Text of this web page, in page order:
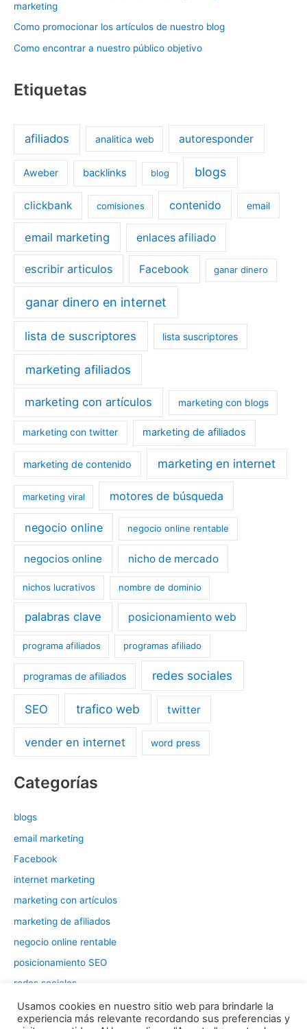
marketing
Como promocionar los artículos de nuestro blog
Como encontrar a nuestro público objetivo
Etiquetas
afiliados analitica web autoresponder
Aweber backlinks blog blogs
clickbank comisiones contenido email
email marketing enlaces afiliado
escribir articulos Facebook ganar dinero
ganar dinero en internet
lista de suscriptores lista suscriptores
marketing afiliados
marketing con artículos marketing con blogs
marketing con twitter marketing de afiliados
marketing de contenido marketing en internet
marketing viral motores de búsqueda
negocio online negocio online rentable
negocios online nicho de mercado
nichos lucrativos nombre de dominio
palabras clave posicionamiento web
programa afiliados programas afiliado
programas de afiliados redes sociales
SEO trafico web twitter
vender en internet word press
Categorías
blogs
email marketing
Facebook
internet marketing
marketing con artículos
marketing de afiliados
negocio online rentable
posicionamiento SEO
redes sociales
tráfico web
Usamos cookies en nuestro sitio web para brindarle la
experiencia más relevante recordando sus preferencias y